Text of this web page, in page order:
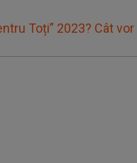
Toți” 2023? Cât